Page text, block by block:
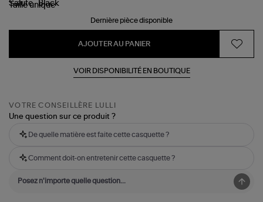
Tailleunique
Dernière pièce disponible
AJOUTER AU PANIER
VOIR DISPONIBILITÉ EN BOUTIQUE
VOTRE CONSEILLÈRE LULLI
Une question sur ce produit ?
De quelle matière est faite cette casquette ?
Comment doit-on entretenir cette casquette ?